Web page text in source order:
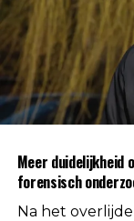
Na afronding
politie weten
gevonden
personen.
autoriteiten
worden geen
de
Meer duidelijkheid
forensisch
Na het